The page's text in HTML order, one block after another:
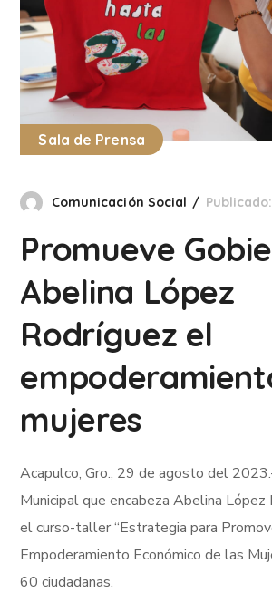
Sala de Prensa
Comunicación Social
Promueve
Abelina López
Rodríguez el
mujeres
Acapulco, Gro., 29 de agosto del
Municipal que encabeza Abelina López
el curso-taller “Estrategia para
Empoderamiento Económico de las
60 ciudadanas.